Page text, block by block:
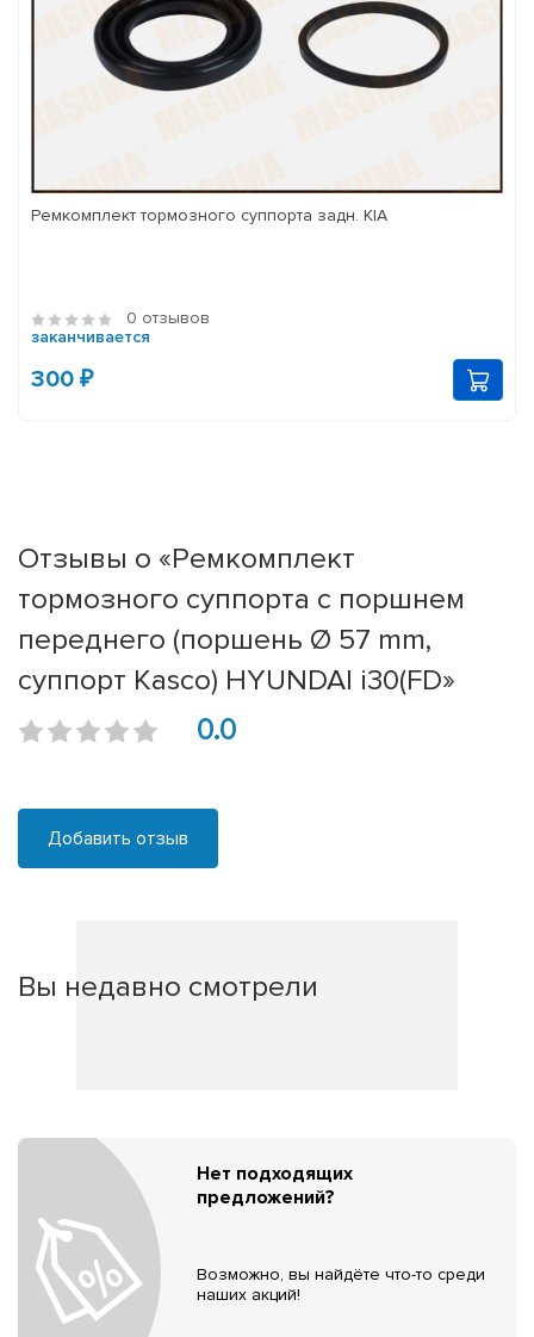
Ремкомплект тормозного суппорта задн. KIA
0 отзывов
заканчивается
300 ₽
Отзывы о «Ремкомплект
тормозного суппорта с поршнем
переднего (поршень Ø 57 mm,
суппорт Kasco) HYUNDAI i30(FD»
0.0
Добавить отзыв
Вы недавно смотрели
Нет подходящих
предложений?
Возможно, вы найдёте что-то среди
наших акций!